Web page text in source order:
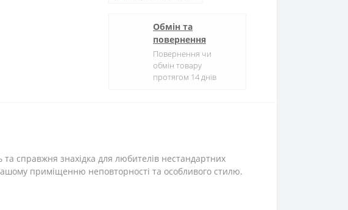
Обмін та
повернення
Повернення чи
обмін товару
протягом 14 днів
справжня знахідка для любителів нестандартних
приміщенню неповторності та особливого стилю.